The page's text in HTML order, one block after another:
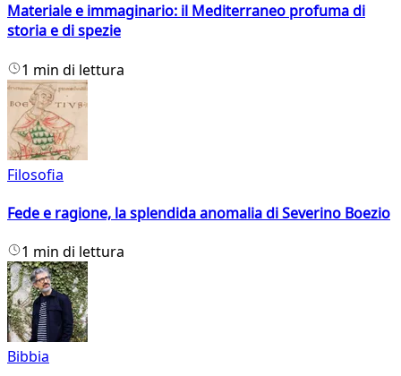
Materiale e immaginario: il Mediterraneo profuma di
storia e di spezie
1 min di lettura
Filosofia
Fede e ragione, la splendida anomalia di Severino Boezio
1 min di lettura
Bibbia